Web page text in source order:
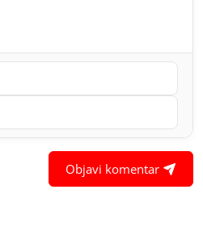
Objavi komentar